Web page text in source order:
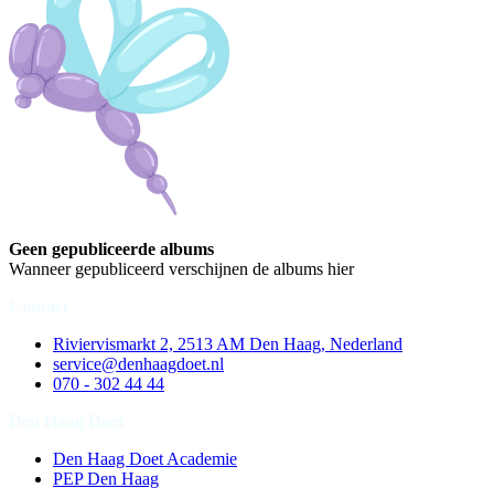
Geen gepubliceerde albums
Wanneer gepubliceerd verschijnen de albums hier
Riviervismarkt 2, 2513 AM Den Haag, Nederland
service@denhaagdoet.nl
070 - 302 44 44
Den Haag Doet Academie
PEP Den Haag